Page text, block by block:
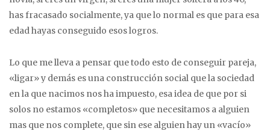
has fracasado socialmente, ya que lo normal es que para esa
edad hayas conseguido esos logros.
Lo que me lleva a pensar que todo esto de conseguir pareja,
«ligar» y demás es una construcción social que la sociedad
en la que nacimos nos ha impuesto, esa idea de que por si
solos no estamos «completos» que necesitamos a alguien
mas que nos complete, que sin ese alguien hay un «vacío»